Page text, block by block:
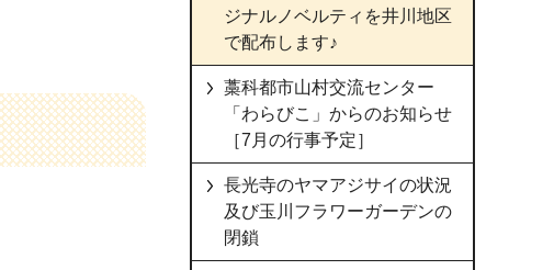
ジナルノベルティを井川地区
で配布します♪
藁科都市山村交流センター
「わらびこ」からのお知らせ
［7月の行事予定］
長光寺のヤマアジサイの状況
及び玉川フラワーガーデンの
閉鎖